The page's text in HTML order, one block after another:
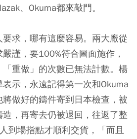
、Okuma都來敲門。
求，哪有這麼容易。兩大廠從
謹，要100%符合圖面施作，
重做」的次數已無法計數。楊
示，永遠記得第一次和Okuma
做好的鑄件寄到日本檢查，被
，再寄去仍被退回，往返了整
到場指點才順利交貨，「而且